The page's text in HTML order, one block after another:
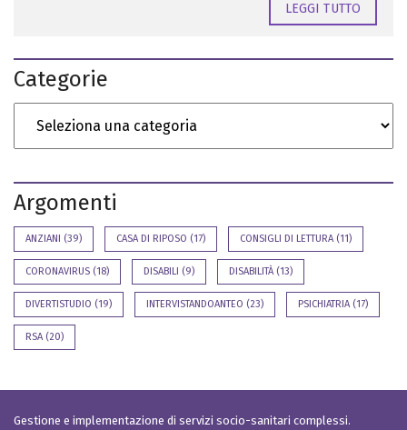
LEGGI TUTTO
Categorie
Argomenti
ANZIANI (39) CASA DI RIPOSO (17) CONSIGLI DI LETTURA (11)
CORONAVIRUS (18) DISABILI (9) DISABILITÀ (13)
DIVERTISTUDIO (19) INTERVISTANDOANTEO (23) PSICHIATRIA (17)
RSA (20)
Gestione e implementazione di servizi socio-sanitari complessi.